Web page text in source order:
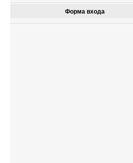
Форма входа